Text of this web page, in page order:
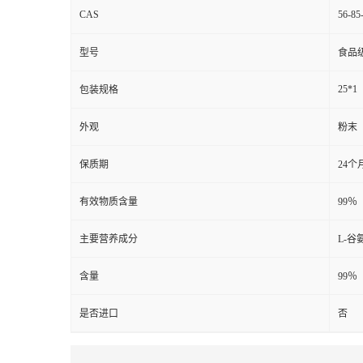
CAS 56-
型号 食品
包装规格 25*1
外观 粉末
保质期 24个
有效物质含量 99％
主要营养成分 L-谷
含量 99％
是否进口 否